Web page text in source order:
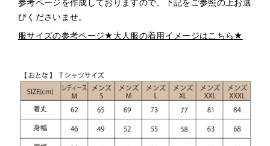
参考ページを作成しておりますので、下記をご参照の上お選
びくださいませ。
服サイズの参考ページ★大人服の着用イメージはこちら★